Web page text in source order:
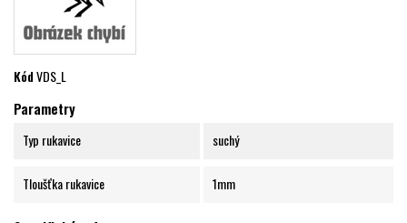
KódVDS_L
Parametry
Typ rukavice suchý
Tloušťka rukavice 1mm